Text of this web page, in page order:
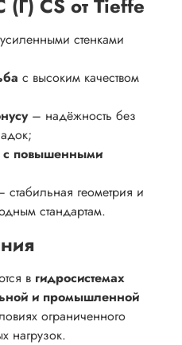
CS от Tieffe
стенками
с высоким качеством
– надёжность без
с повышенными
стабильная геометрия и
стандартам.
в гидросистемах
и промышленной
ограниченного
нагрузок.